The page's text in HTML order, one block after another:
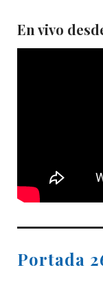
En vivo
Portada